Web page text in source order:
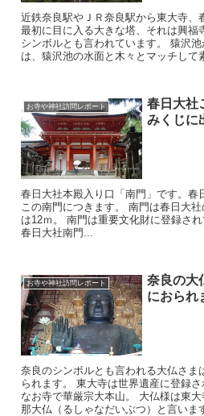
近鉄奈良駅やＪＲ奈良駅から東大寺、
最初に目に入る大きな塔、それは興福
シンボルとも言われています。 猿沢
は、猿沢池の水面と木々とマッチして
お寺や神社訪問レポート
春日大社
みくじに
春日大社本殿入り口「南門」です。春
この南門につきます。 南門は春日大
は12ｍ。 南門は重要文化財に登録さ
春日大社南門...
お寺や神社訪問レポート
奈良の大
におられ
奈良のシンボルとも言われる大仏さま
られます。 東大寺は世界遺産に登録
なお寺で華厳宗大本山。 大仏様は東
那大仏（るしゃなだいぶつ）と言いま